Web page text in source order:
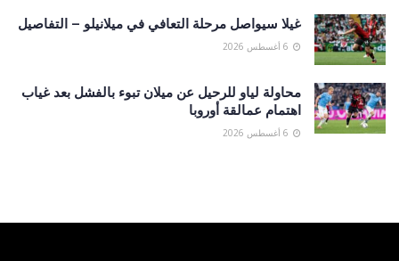
غيلا سيواصل مرحلة التعافي في ميلانيلو – التفاصيل
محاولة لياو للرحيل عن ميلان تبوء بالفشل بعد غياب
اهتمام عمالقة أوروبا